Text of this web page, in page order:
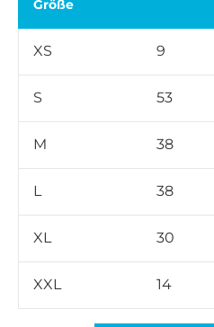
Größe
XS 9
S 53
M 38
L 38
XL 30
XXL 14